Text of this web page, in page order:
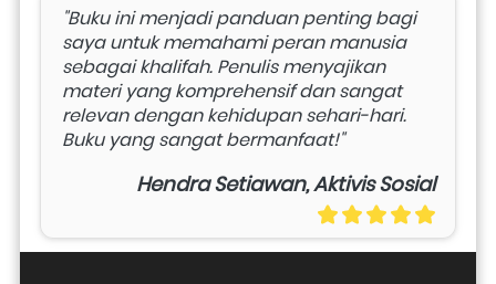
"Buku ini menjadi panduan penting bagi
saya untuk memahami peran manusia
sebagai khalifah. Penulis menyajikan
materi yang komprehensif dan sangat
relevan dengan kehidupan sehari-hari.
Buku yang sangat bermanfaat!"
Hendra Setiawan, Aktivis Sosial